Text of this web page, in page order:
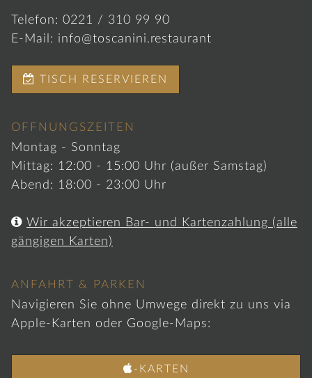
Telefon: 0221 / 310 99 90
E-Mail: info@toscanini.restaurant
 TISCH RESERVIEREN
ÖFFNUNGSZEITEN
Montag - Sonntag
Mittag: 12:00 - 15:00 Uhr (außer Samstag)
Abend: 18:00 - 23:00 Uhr
 Wir akzeptieren Bar- und Kartenzahlung (alle
gängigen Karten)
ANFAHRT & PARKEN
Navigieren Sie ohne Umwege direkt zu uns via
Apple-Karten oder Google-Maps:
-KARTEN